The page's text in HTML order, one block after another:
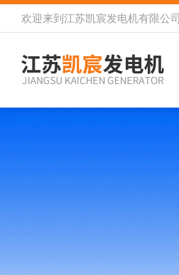
欢迎来到 江苏凯宸发电机有限公司